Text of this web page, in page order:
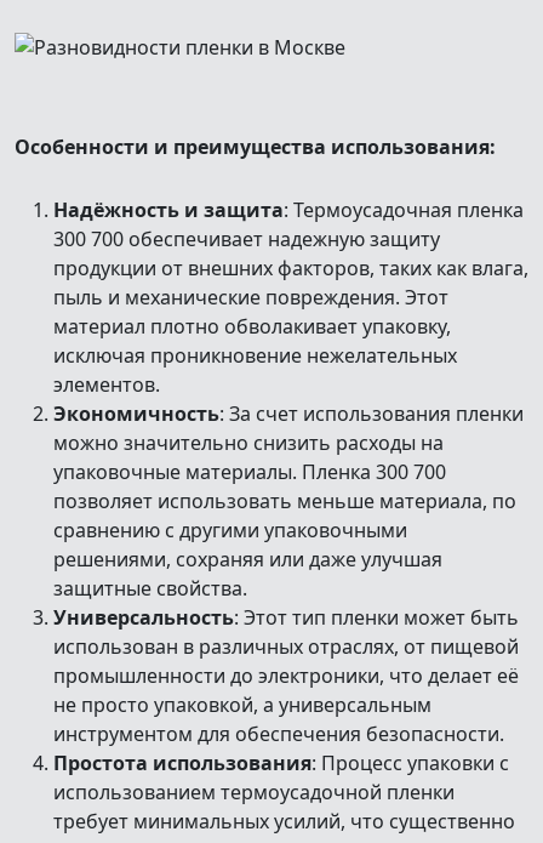
Особенности и преимущества использования:
Надёжность и защита: Термоусадочная пленка
300 700 обеспечивает надежную защиту
продукции от внешних факторов, таких как влага,
пыль и механические повреждения. Этот
материал плотно обволакивает упаковку,
исключая проникновение нежелательных
элементов.
Экономичность: За счет использования пленки
можно значительно снизить расходы на
упаковочные материалы. Пленка 300 700
позволяет использовать меньше материала, по
сравнению с другими упаковочными
решениями, сохраняя или даже улучшая
защитные свойства.
Универсальность: Этот тип пленки может быть
использован в различных отраслях, от пищевой
промышленности до электроники, что делает её
не просто упаковкой, а универсальным
инструментом для обеспечения безопасности.
Простота использования: Процесс упаковки с
использованием термоусадочной пленки
требует минимальных усилий, что существенно